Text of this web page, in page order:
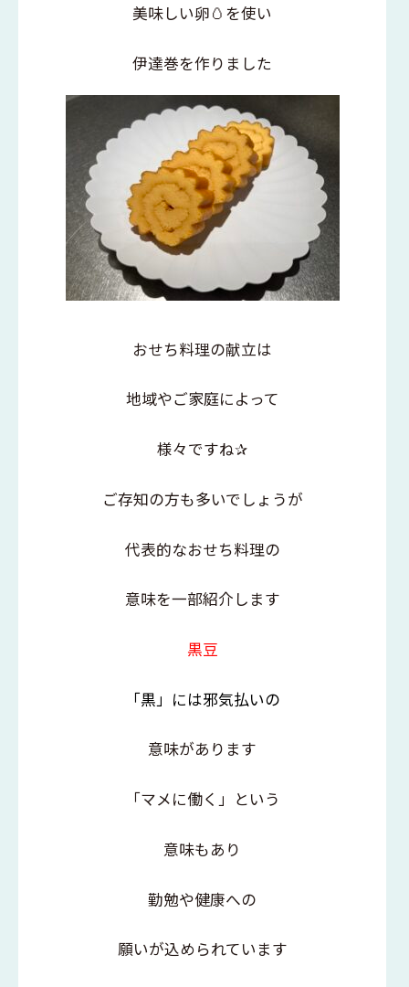
美味しい卵🥚を使い
伊達巻を作りました
おせち料理の献立は
地域やご家庭によって
様々ですね✰
ご存知の方も多いでしょうが
代表的なおせち料理の
意味を一部紹介します
黒豆
「黒」には邪気払いの
意味があります
「マメに働く」という
意味もあり
勤勉や健康への
願いが込められています